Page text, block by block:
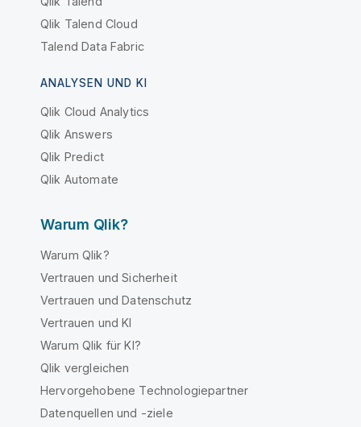
Qlik Talend Cloud
Talend Data Fabric
ANALYSEN UND KI
Qlik Cloud Analytics
Qlik Answers
Qlik Predict
Qlik Automate
Warum Qlik?
Warum Qlik?
Vertrauen und Sicherheit
Vertrauen und Datenschutz
Vertrauen und KI
Warum Qlik für KI?
Qlik vergleichen
Hervorgehobene Technologiepartner
Datenquellen und -ziele